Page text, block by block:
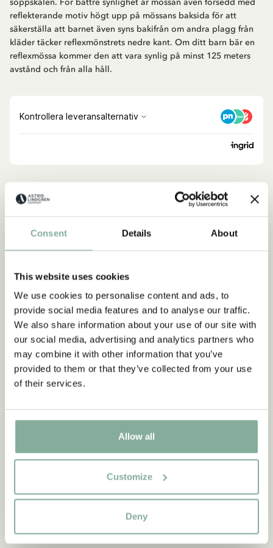
Consent Details About
This website uses cookies
We use cookies to personalise content and ads, to
provide social media features and to analyse our traffic.
We also share information about your use of our site with
our social media, advertising and analytics partners who
may combine it with other information that you’ve
provided to them or that they’ve collected from your use
of their services.
Allow all
Customize
Deny
soppskålen. För bättre synlighet är mössan även försedd med
reflekterande motiv högt upp på mössans baksida för att
säkerställa att barnet även syns bakifrån om andra plagg från
kläder täcker reflexmönstrets nedre kant. Om ditt barn bär en
reflexmössa kommer den att vara synlig på minst 125 meters
avstånd och från alla håll.
Upptäck mer från Emil i Lönneberga